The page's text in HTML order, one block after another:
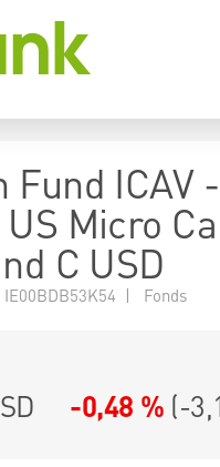
Fund ICAV -
Micro
C USD
| Fonds
-0,48 % (-